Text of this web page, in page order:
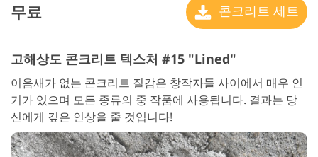
무료 콘크리트 세트
고해상도 콘크리트 텍스처 #15 "Lined"
이음새가 없는 콘크리트 질감은 창작자들 사이에서 매우 인
기가 있으며 모든 종류의 중 작품에 사용됩니다. 결과는 당
신에게 깊은 인상을 줄 것입니다!